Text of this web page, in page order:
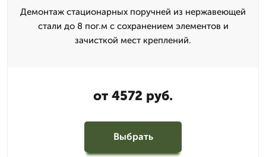
Демонтаж стационарных поручней из нержавеющей
стали до 8 пог.м с сохранением элементов и
зачисткой мест креплений.
от 4572 руб.
Выбрать